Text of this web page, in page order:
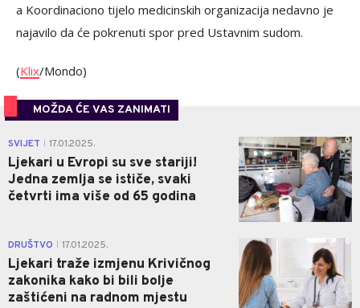
a Koordinaciono tijelo medicinskih organizacija nedavno je
najavilo da će pokrenuti spor pred Ustavnim sudom.
(Klix/Mondo)
MOŽDA ĆE VAS ZANIMATI
SVIJET 17.01.2025.
Ljekari u Evropi su sve stariji!
Jedna zemlja se ističe, svaki
četvrti ima više od 65 godina
0
DRUŠTVO 17.01.2025.
Ljekari traže izmjenu Krivičnog
zakonika kako bi bili bolje
zaštićeni na radnom mjestu
0